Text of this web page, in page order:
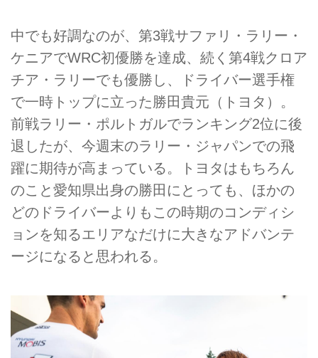
中でも好調なのが、第3戦サファリ・ラリー・
ケニアでWRC初優勝を達成、続く第4戦クロア
チア・ラリーでも優勝し、ドライバー選手権
で一時トップに立った勝田貴元（トヨタ）。
前戦ラリー・ポルトガルでランキング2位に後
退したが、今週末のラリー・ジャパンでの飛
躍に期待が高まっている。トヨタはもちろん
のこと愛知県出身の勝田にとっても、ほかの
どのドライバーよりもこの時期のコンディシ
ョンを知るエリアなだけに大きなアドバンテ
ージになると思われる。